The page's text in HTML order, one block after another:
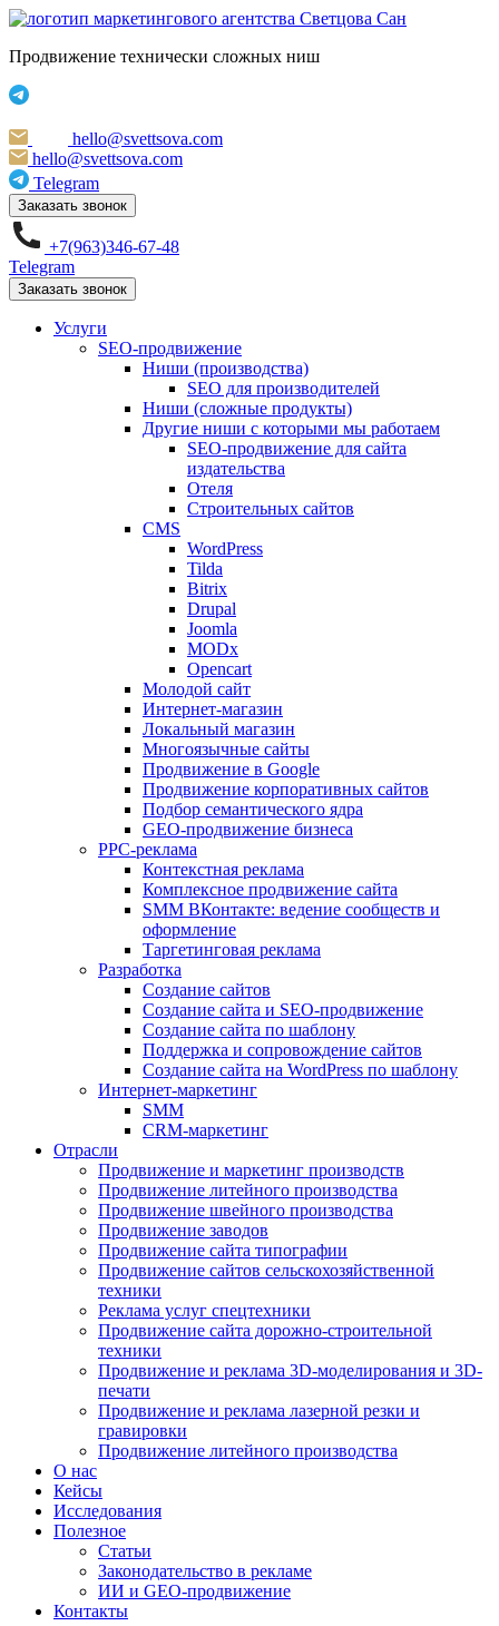
Продвижение технически сложных ниш
hello@svettsova.com
hello@svettsova.com
Telegram
Заказать звонок
+7(963)346-67-48
Telegram
Заказать звонок
Услуги
SEO-продвижение
Ниши (производства)
SEO для производителей
Ниши (сложные продукты)
Другие ниши с которыми мы работаем
SEO-продвижение для сайта
издательства
Отеля
Строительных сайтов
CMS
WordPress
Tilda
Bitrix
Drupal
Joomla
MODx
Opencart
Молодой сайт
Интернет-магазин
Локальный магазин
Многоязычные сайты
Продвижение в Google
Продвижение корпоративных сайтов
Подбор семантического ядра
GEO-продвижение бизнеса
PPC-реклама
Контекстная реклама
Комплексное продвижение сайта
SMM ВКонтакте: ведение сообществ и
оформление
Таргетинговая реклама
Разработка
Создание сайтов
Создание сайта и SEO-продвижение
Создание сайта по шаблону
Поддержка и сопровождение сайтов
Создание сайта на WordPress по шаблону
Интернет-маркетинг
SMM
CRM-маркетинг
Отрасли
Продвижение и маркетинг производств
Продвижение литейного производства
Продвижение швейного производства
Продвижение заводов
Продвижение сайта типографии
Продвижение сайтов сельскохозяйственной
техники
Реклама услуг спецтехники
Продвижение сайта дорожно-строительной
техники
Продвижение и реклама 3D-моделирования и 3D-
печати
Продвижение и реклама лазерной резки и
гравировки
Продвижение литейного производства
О нас
Кейсы
Исследования
Полезное
Статьи
Законодательство в рекламе
ИИ и GEO-продвижение
Контакты